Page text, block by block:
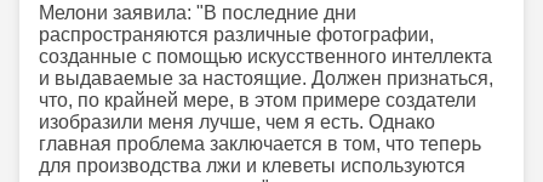
Мелони заявила: "В последние дни
распространяются различные фотографии,
созданные с помощью искусственного интеллекта
и выдаваемые за настоящие. Должен признаться,
что, по крайней мере, в этом примере создатели
изобразили меня лучше, чем я есть. Однако
главная проблема заключается в том, что теперь
для производства лжи и клеветы используются